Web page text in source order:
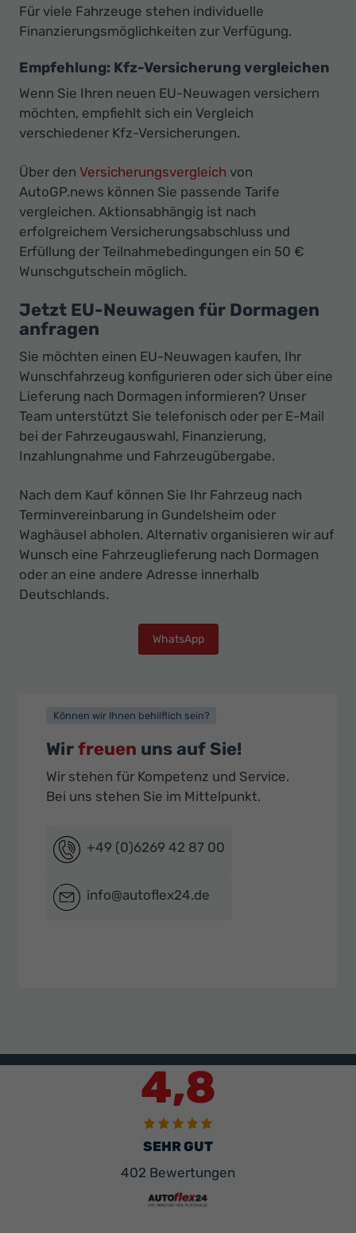
Für viele Fahrzeuge stehen individuelle
Finanzierungsmöglichkeiten zur Verfügung.
Empfehlung: Kfz-Versicherung vergleichen
Wenn Sie Ihren neuen EU-Neuwagen versichern
möchten, empfiehlt sich ein Vergleich
verschiedener Kfz-Versicherungen.
Über den Versicherungsvergleich von
AutoGP.news können Sie passende Tarife
vergleichen. Aktionsabhängig ist nach
erfolgreichem Versicherungsabschluss und
Erfüllung der Teilnahmebedingungen ein 50 €
Wunschgutschein möglich.
Jetzt EU-Neuwagen für Dormagen
anfragen
Sie möchten einen EU-Neuwagen kaufen, Ihr
Wunschfahrzeug konfigurieren oder sich über eine
Lieferung nach Dormagen informieren? Unser
Team unterstützt Sie telefonisch oder per E-Mail
bei der Fahrzeugauswahl, Finanzierung,
Inzahlungnahme und Fahrzeugübergabe.
Nach dem Kauf können Sie Ihr Fahrzeug nach
Terminvereinbarung in Gundelsheim oder
Waghäusel abholen. Alternativ organisieren wir auf
Wunsch eine Fahrzeuglieferung nach Dormagen
oder an eine andere Adresse innerhalb
Deutschlands.
WhatsApp
Können wir Ihnen behilflich sein?
Wirfreuen uns auf Sie!
Wir stehen für Kompetenz und Service.
Bei uns stehen Sie im Mittelpunkt.
+49 (0)6269 42 87 00
info@autoflex24.de
4,8
SEHR GUT
402 Bewertungen